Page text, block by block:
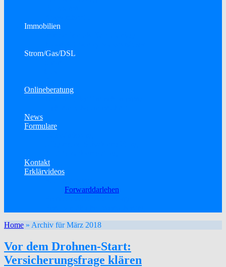
Immobilien
Strom/Gas/DSL
Onlineberatung
News
Formulare
Kontakt
Erklärvideos
Forwarddarlehen
Home » Archiv für März 2018
Vor dem Drohnen-Start:
Versicherungsfrage klären